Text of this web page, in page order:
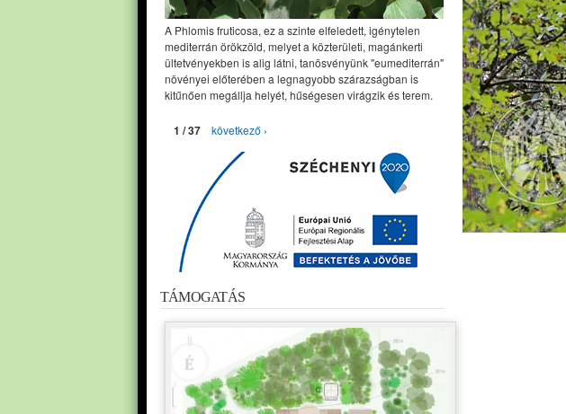
A Phlomis fruticosa, ez a szinte elfeledett, igénytelen
mediterrán örökzöld, melyet a közterületi, magánkerti
ültetvényekben is alig látni, tanösvényünk "eumediterrán"
növényei előterében a legnagyobb szárazságban is
kitűnően megállja helyét, hűségesen virágzik és terem.
1 / 37 következő ›
TÁMOGATÁS